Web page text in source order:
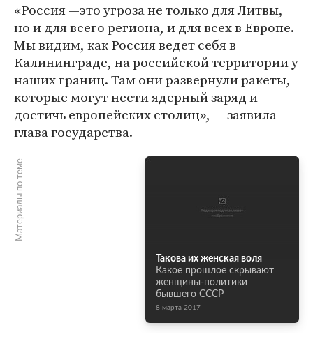
«Россия —это угроза не только для Литвы,
но и для всего региона, и для всех в Европе.
Мы видим, как Россия ведет себя в
Калининграде, на российской территории у
наших границ. Там они развернули ракеты,
которые могут нести ядерный заряд и
достичь европейских столиц», — заявила
глава государства.
Материалы по теме
Такова их женская воля
Какое прошлое скрывают
женщины-политики
бывшего СССР
8 марта 2017